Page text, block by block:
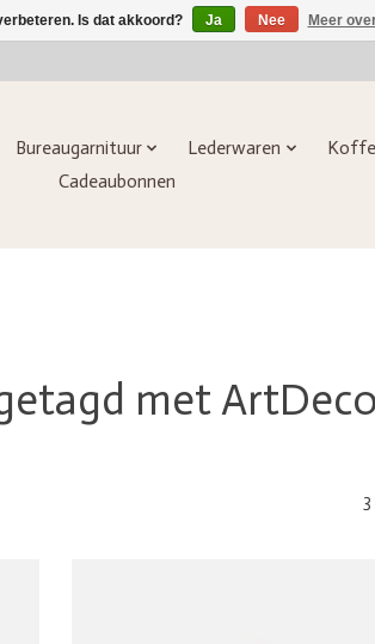
Bureaugarnituur Lederwaren
Cadeaubonnen
met ArtDeco
Is dat akkoord? Ja Nee Meer